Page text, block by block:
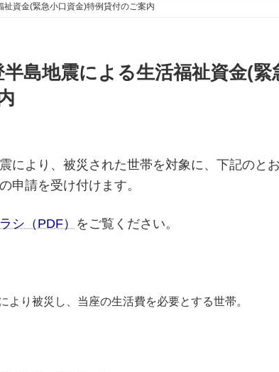
資金(緊急小口資金)特例貸付のご案内
島地震による生活福祉資金(緊
により、被災された世帯を対象に、下記のと
申請を受け付けます。
シ（PDF） をご覧ください。
より被災し、当座の生活費を必要とする世帯。